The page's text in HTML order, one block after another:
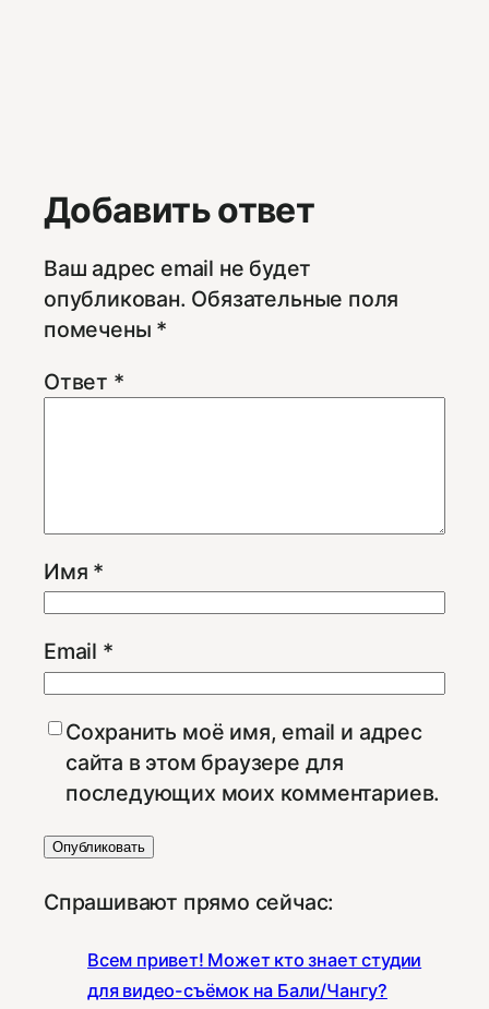
Добавить ответ
Ваш адрес email не будет
опубликован. Обязательные поля
помечены *
Ответ *
Имя *
Email *
Сохранить моё имя, email и адрес
сайта в этом браузере для
последующих моих комментариев.
Спрашивают прямо сейчас:
Всем привет! Может кто знает студии
для видео-съёмок на Бали/Чангу?